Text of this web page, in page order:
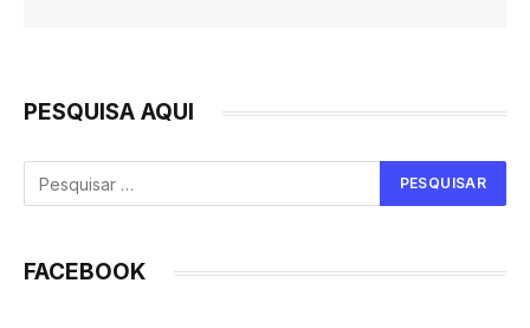
PESQUISA AQUI
FACEBOOK